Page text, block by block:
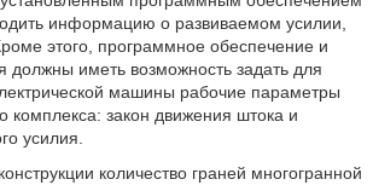
информацию о развиваемом усилии,
этого, программное обеспечение и
должны иметь возможность задать для
машины рабочие параметры
комплекса: закон движения штока и
усилия.
количество граней многогранной